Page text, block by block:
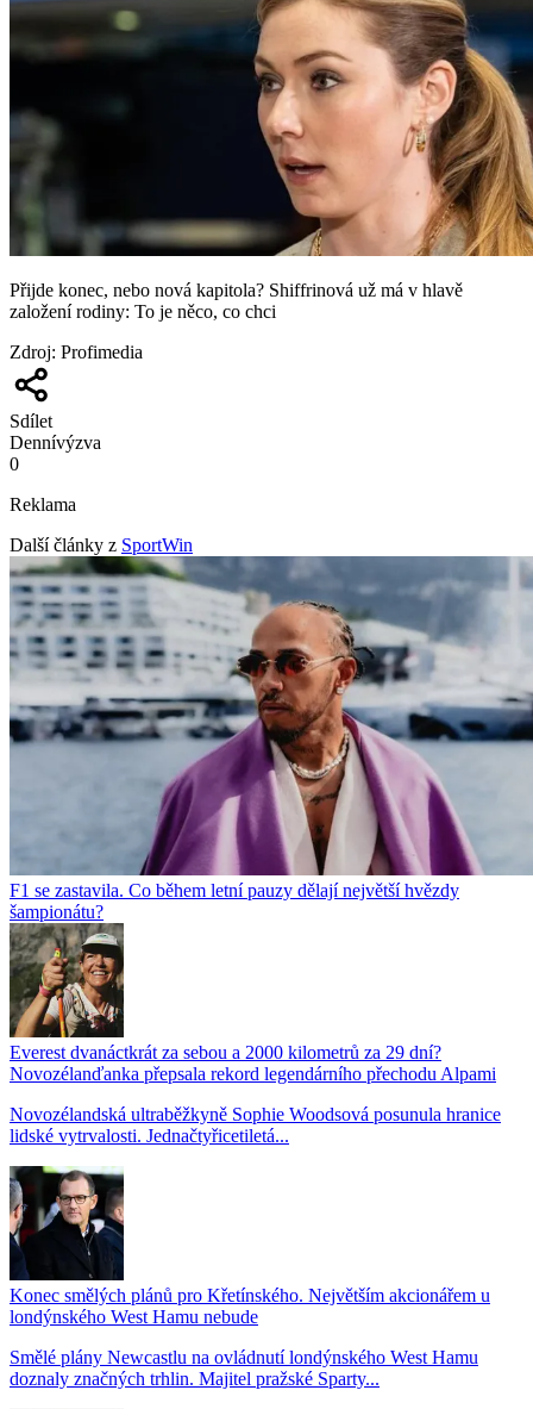
Přijde konec, nebo nová kapitola? Shiffrinová už má v hlavě
založení rodiny: To je něco, co chci
Zdroj: Profimedia
Sdílet
Dennívýzva
0
Reklama
Další články z SportWin
F1 se zastavila. Co během letní pauzy dělají největší hvězdy
šampionátu?
Everest dvanáctkrát za sebou a 2000 kilometrů za 29 dní?
Novozélanďanka přepsala rekord legendárního přechodu Alpami
Novozélandská ultraběžkyně Sophie Woodsová posunula hranice
lidské vytrvalosti. Jednačtyřicetiletá...
Konec smělých plánů pro Křetínského. Největším akcionářem u
londýnského West Hamu nebude
Smělé plány Newcastlu na ovládnutí londýnského West Hamu
doznaly značných trhlin. Majitel pražské Sparty...